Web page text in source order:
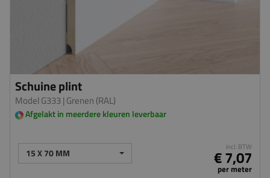
Schuine plint
Model G333 | Grenen (RAL)
Afgelakt in meerdere kleuren leverbaar
15 X 70 MM incl. BTW
€ 7,07
per meter